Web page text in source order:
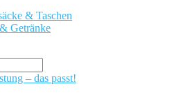
& Taschen
Getränke
– das passt!